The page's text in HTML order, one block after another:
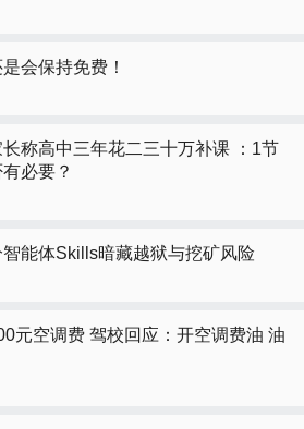
会保持免费！
称高中三年花二三十万补课 ：1节
必要？
能体Skills暗藏越狱与挖矿风险
元空调费 驾校回应：开空调费油 油